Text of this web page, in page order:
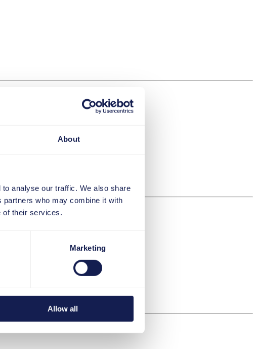
About
analyse our traffic. We also share
who may combine it with
of their services.
Marketing
Allow all